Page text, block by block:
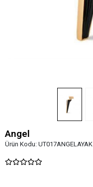
Angel
Ürün Kodu: UT017ANGELAYAK